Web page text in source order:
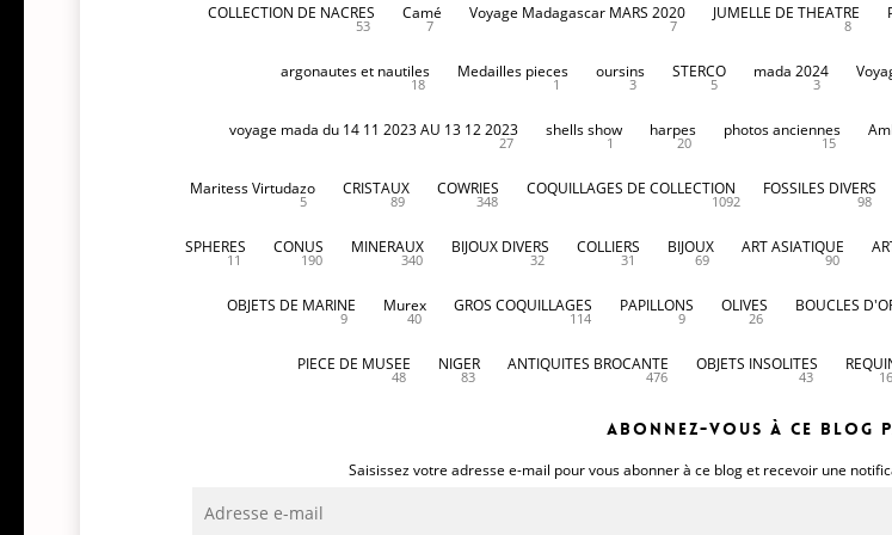
COLLECTION DE NACRES
53
Camé
7
Voyage Madagascar MARS 2020
7
JUMELLE DE THEATRE
8
argonautes et nautiles
18
Medailles pieces
1
oursins
3
STERCO
5
mada 2024
3
voyage mada du 14 11 2023 AU 13 12 2023
27
shells show
1
harpes
20
photos anciennes
15
Maritess Virtudazo
5
CRISTAUX
89
COWRIES
348
COQUILLAGES DE COLLECTION
1092
FOSSILES DIVERS
98
SPHERES
11
CONUS
190
MINERAUX
340
BIJOUX DIVERS
32
COLLIERS
31
BIJOUX
69
ART ASIATIQUE
90
OBJETS DE MARINE
9
Murex
40
GROS COQUILLAGES
114
PAPILLONS
9
OLIVES
26
BOUCLES
PIECE DE MUSEE
48
NIGER
83
ANTIQUITES BROCANTE
476
OBJETS INSOLITES
43 16
Abonnez-vous à ce blog
Saisissez votre adresse e-mail pour vous abonner à ce blog et recevoir une